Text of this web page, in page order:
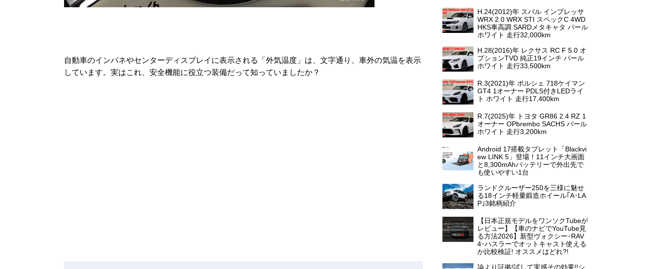
自動車のインパネやセンターディスプレイに表示される「外気温度」は、文字通り、車外の気温を表示
しています。実はこれ、安全機能に役立つ装備だって知っていましたか？
H.24(2012)年 スバル インプレッサ
WRX 2.0 WRX STI スペックC 4WD
HKS車高調 SARDメタキャタ パール
ホワイト 走行32,000km
H.28(2016)年 レクサス RC F 5.0 オ
プションTVD 純正19インチ パール
ホワイト 走行33,500km
R.3(2021)年 ポルシェ 718ケイマン
GT4 1オーナー PDLS付きLEDライ
ト ホワイト 走行17,400km
R.7(2025)年 トヨタ GR86 2.4 RZ 1
オーナー OPbrembo SACHS パール
ホワイト 走行3,200km
Android 17搭載タブレット「Blackvi
ew LINK 5」登場！11インチ大画面
と8,300mAhバッテリーで外出先で
も使いやすい1台
ランドクルーザー250を三様に魅せ
る18インチ軽量鍛造ホイール｢A･LA
P｣3銘柄紹介
【日本正規モデルをワンソクTubeが
レビュー】【車のナビでYouTube見
る方法2026】新型ヴォクシー･RAV
4･ハスラーでオットキャスト使える
か比較検証! オススメはどれ?!
論より証拠!試して実感その効果!!シ